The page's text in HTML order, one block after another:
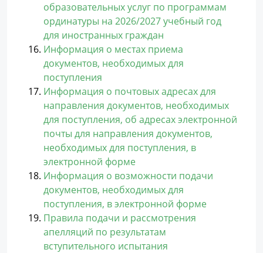
образовательных услуг по программам
ординатуры на 2026/2027 учебный год
для иностранных граждан
Информация о местах приема
документов, необходимых для
поступления
Информация о почтовых адресах для
направления документов, необходимых
для поступления, об адресах электронной
почты для направления документов,
необходимых для поступления, в
электронной форме
Информация о возможности подачи
документов, необходимых для
поступления, в электронной форме
Правила подачи и рассмотрения
апелляций по результатам
вступительного испытания